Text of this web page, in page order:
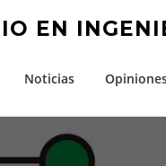
EN
Noticias